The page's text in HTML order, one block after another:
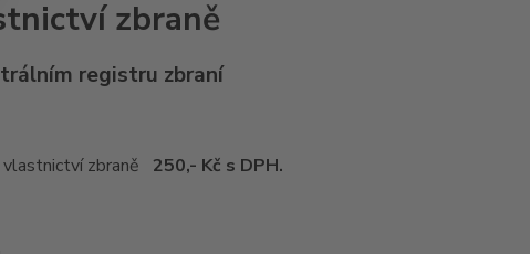
zbraně
registru zbraní
vlastnictví zbraně 250,- Kč s DPH.